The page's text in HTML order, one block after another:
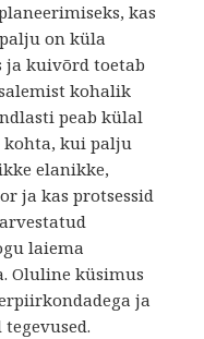
kas
on küla
ja kuivõrd toetab
kohalik
peab külal
kohta, kui palju
elanikke,
ja kas protsessid
laiema
Oluline küsimus
ja